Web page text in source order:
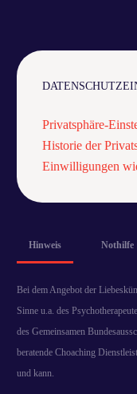
Privatsphäre-
Historie der
Einwilligungen
Hinweis Nothilfe
Bei dem Angebot der
Sinne u.a. des
des Gemeinsamen
beratende Choaching
und kann.